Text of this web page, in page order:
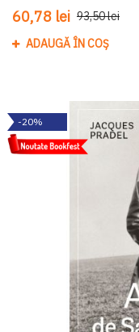
60,78 lei 93,50 lei
ADAUGĂ ÎN COȘ
-20%